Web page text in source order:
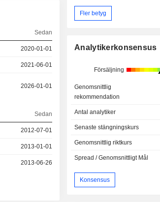
Sedan
2020-01-01
2021-06-01
2026-01-01
Sedan
2012-07-01
2013-01-01
2013-06-26
Fler betyg
Analytikerkonsensus
Försäljning
Genomsnittlig
rekommendation
Antal analytiker
Senaste stängningskurs
Genomsnittlig riktkurs
Spread / Genomsnittligt Mål
Konsensus